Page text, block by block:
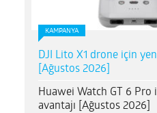
KAMPANYA
DJI Lito X1 drone için
[Ağustos 2026]
Huawei Watch GT 6 Pro
avantajı [Ağustos 2026]